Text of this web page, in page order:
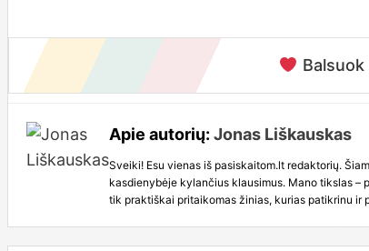
Apie autorių: Jonas Liškauskas
Sveiki! Esu vienas iš pasiskaitom.lt redaktorių.
kasdienybėje kylančius klausimus. Mano tikslas –
tik praktiškai pritaikomas žinias, kurias patikrinu ir